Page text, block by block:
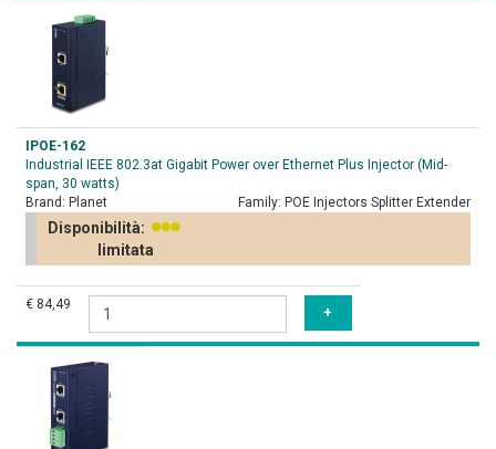
IPOE-162
Industrial IEEE 802.3at Gigabit Power over Ethernet Plus Injector (Mid-
span, 30 watts)
Brand: Planet Family: POE Injectors Splitter Extender
Disponibilità:
limitata
€ 84,49